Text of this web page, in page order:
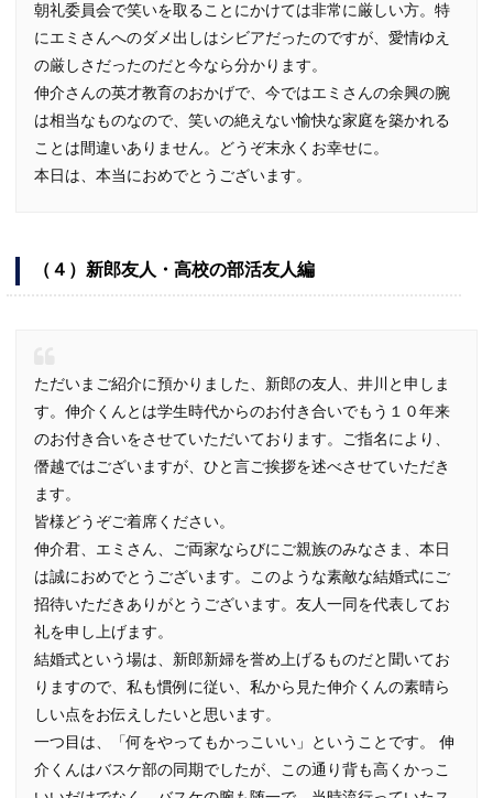
朝礼委員会で笑いを取ることにかけては非常に厳しい方。特
にエミさんへのダメ出しはシビアだったのですが、愛情ゆえ
の厳しさだったのだと今なら分かります。
伸介さんの英才教育のおかげで、今ではエミさんの余興の腕
は相当なものなので、笑いの絶えない愉快な家庭を築かれる
ことは間違いありません。どうぞ末永くお幸せに。
本日は、本当におめでとうございます。
（４）新郎友人・高校の部活友人編
ただいまご紹介に預かりました、新郎の友人、井川と申しま
す。伸介くんとは学生時代からのお付き合いでもう１０年来
のお付き合いをさせていただいております。ご指名により、
僭越ではございますが、ひと言ご挨拶を述べさせていただき
ます。
皆様どうぞご着席ください。
伸介君、エミさん、ご両家ならびにご親族のみなさま、本日
は誠におめでとうございます。このような素敵な結婚式にご
招待いただきありがとうございます。友人一同を代表してお
礼を申し上げます。
結婚式という場は、新郎新婦を誉め上げるものだと聞いてお
りますので、私も慣例に従い、私から見た伸介くんの素晴ら
しい点をお伝えしたいと思います。
一つ目は、「何をやってもかっこいい」ということです。 伸
介くんはバスケ部の同期でしたが、この通り背も高くかっこ